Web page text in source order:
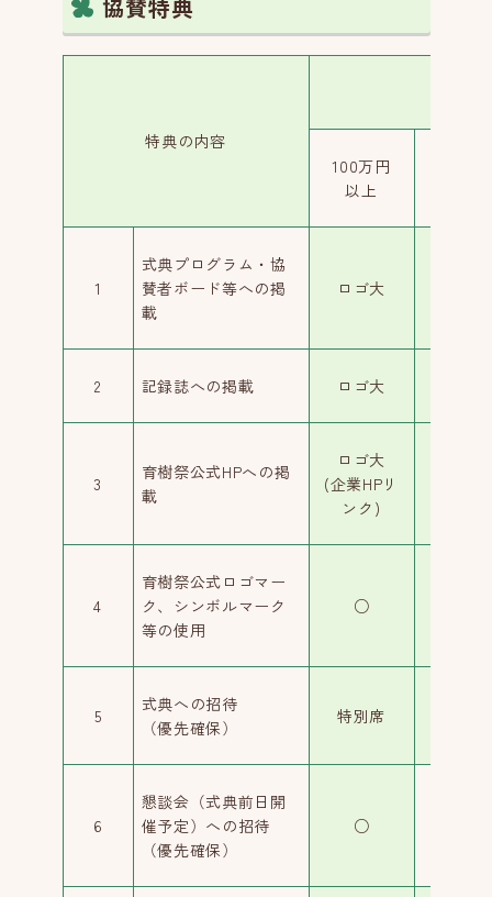
協賛特典
特典の内容
100万円
以上
1
式典プログラム・協
賛者ボード等への掲
載
ロゴ大
2 記録誌への掲載 ロゴ大
3
育樹祭公式HPへの掲
載
ロゴ大
(企業HPリ
ンク)
4
育樹祭公式ロゴマー
ク、シンボルマーク
等の使用
○
5
式典への招待
（優先確保）
特別席
6
懇談会（式典前日開
催予定）への招待
（優先確保）
○